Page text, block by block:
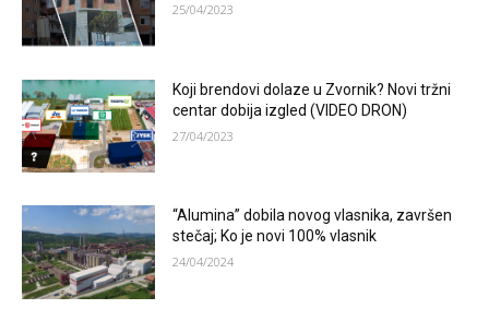
25/04/2023
Koji brendovi dolaze u Zvornik? Novi tržni
centar dobija izgled (VIDEO DRON)
27/04/2023
“Alumina” dobila novog vlasnika, završen
stečaj; Ko je novi 100% vlasnik
24/04/2024